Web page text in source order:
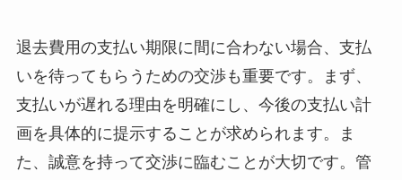
退去費用の支払い期限に間に合わない場合、支払
いを待ってもらうための交渉も重要です。まず、
支払いが遅れる理由を明確にし、今後の支払い計
画を具体的に提示することが求められます。ま
た、誠意を持って交渉に臨むことが大切です。管